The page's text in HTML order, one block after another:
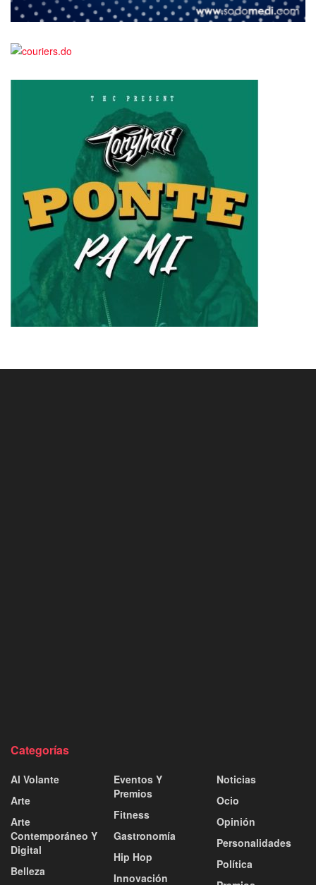
Categorías
Al Volante
Arte
Arte
Contemporáneo Y
Digital
Belleza
Eventos Y
Premios
Fitness
Gastronomía
Hip Hop
Innovación
Noticias
Ocio
Opinión
Personalidades
Política